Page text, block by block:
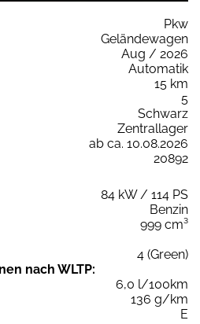
Pkw
Geländewagen
Aug / 2026
Automatik
15 km
5
Schwarz
Zentrallager
ab ca. 10.08.2026
20892
84 kW / 114 PS
Benzin
999 cm³
4 (Green)
nach WLTP:
6,0 l/100km
136 g/km
E